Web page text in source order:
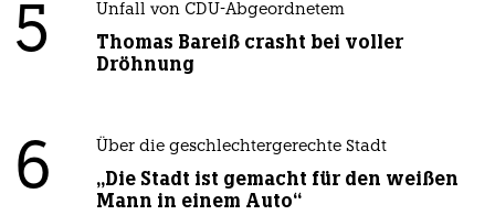
5 Unfall von CDU-Abgeordnetem
Thomas Bareiß crasht bei voller
Dröhnung
6 Über die geschlechtergerechte Stadt
„Die Stadt ist gemacht für den weißen
Mann in einem Auto“